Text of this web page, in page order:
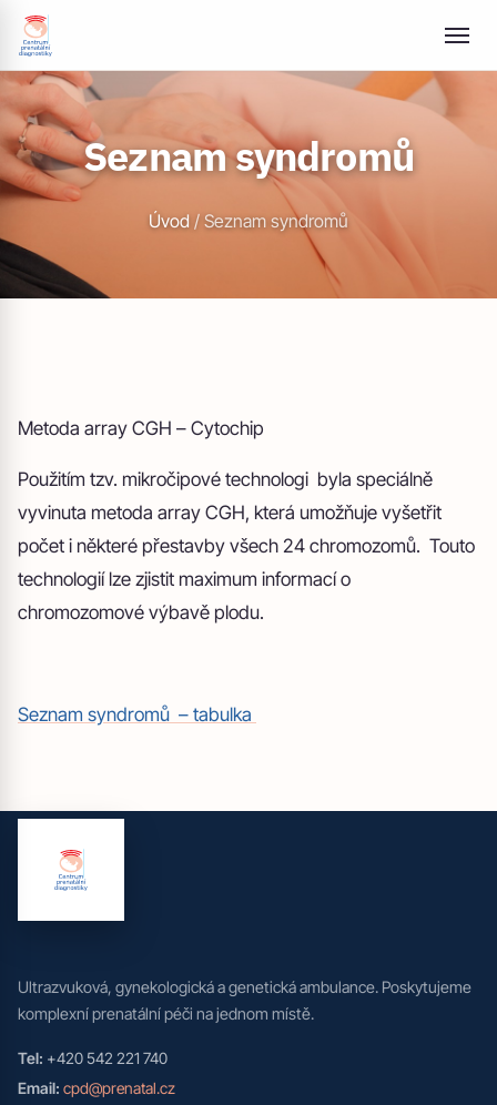
Seznam syndromů
Úvod / Seznam syndromů
Metoda array CGH – Cytochip
Použitím tzv. mikročipové technologi byla speciálně
vyvinuta metoda array CGH, která umožňuje vyšetřit
počet i některé přestavby všech 24 chromozomů. Touto
technologií lze zjistit maximum informací o
chromozomové výbavě plodu.
Seznam syndromů – tabulka
Ultrazvuková, gynekologická a genetická ambulance. Poskytujeme
komplexní prenatální péči na jednom místě.
Tel: +420 542 221 740
Email: cpd@prenatal.cz